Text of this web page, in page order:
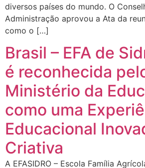
diversos países do mundo. O
Administração aprovou a Ata da
como o […]
Brasil – EFA de
é reconhecida
Ministério da
como uma
Educacional
Criativa
A EFASIDRO – Escola Família